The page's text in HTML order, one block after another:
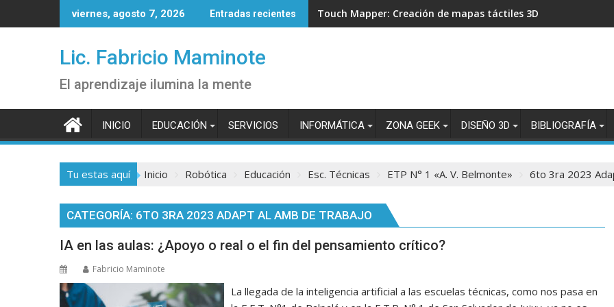
al
viernes, agosto 7, 2026 Entradas recientes Touch Mapper: Creación de mapas táctiles 3D para
Lic. Fabricio Maminote
El aprendizaje ilumina la mente
INICIO EDUCACIÓN SERVICIOS INFORMÁTICA ZONA GEEK DISEÑO 3D BIBLIOGRAFÍA
Tu estas aquí Inicio Robótica Educación Esc. Técnicas ETP N° 1 «A. V. Belmonte» 6to 3ra 2023
CATEGORÍA: 6TO 3RA 2023 ADAPT AL AMB DE TRABAJO
IA en las aulas: ¿Apoyo o real o el fin del pensamiento crítico?
Fabricio Maminote
La llegada de la inteligencia artificial a las escuelas técnicas, como nos pasa en